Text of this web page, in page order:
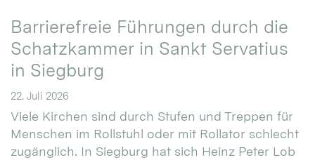
Barrierefreie Führungen durch die
Schatzkammer in Sankt Servatius
in Siegburg
22. Juli 2026
Viele Kirchen sind durch Stufen und Treppen für
Menschen im Rollstuhl oder mit Rollator schlecht
zugänglich. In Siegburg hat sich Heinz Peter Lob